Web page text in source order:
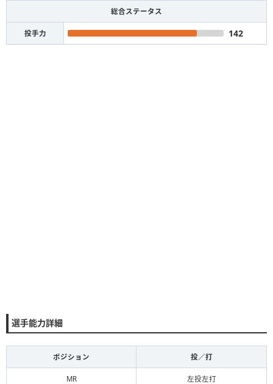
総合ステータス
投手力 142
選手能力詳細
ポジション 投／打
MR 左投左打